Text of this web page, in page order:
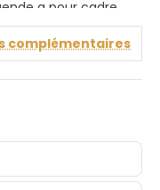
a pour cadre
où l'eau jaillit
une température
di Saturnia
lieu de retraite
à des soins
de golf de
par la
complémentaires